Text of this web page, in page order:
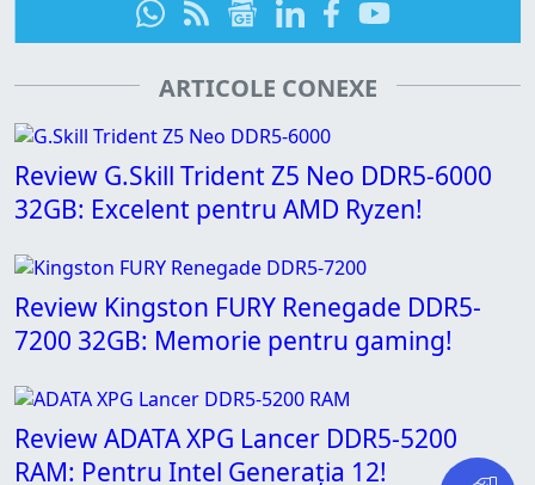
ARTICOLE CONEXE
Review G.Skill Trident Z5 Neo DDR5-6000
32GB: Excelent pentru AMD Ryzen!
Review Kingston FURY Renegade DDR5-
7200 32GB: Memorie pentru gaming!
Review ADATA XPG Lancer DDR5-5200
RAM: Pentru Intel Generația 12!